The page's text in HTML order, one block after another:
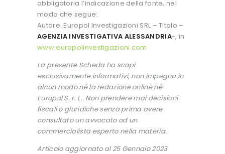
obbligatoria l’indicazione della fonte, nel
modo che segue:
Autore. Europol Investigazioni SRL – Titolo –
AGENZIA INVESTIGATIVA ALESSANDRIA-, in
www.europolinvestigazioni.com
La presente Scheda ha scopi
esclusivamente informativi, non impegna in
alcun modo né la redazione online né
Europol S. r. L.. Non prendere mai decisioni
fiscali o giuridiche senza prima avere
consultato un avvocato od un
commercialista esperto nella materia.
Articolo aggiornato al 25 Gennaio 2023